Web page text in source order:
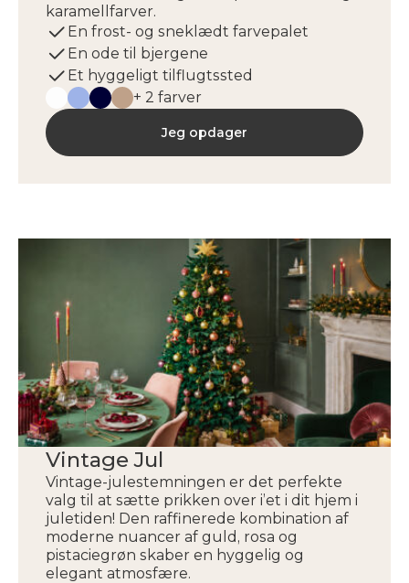
karamellfarver.
En frost- og sneklædt farvepalet
En ode til bjergene
Et hyggeligt tilflugtssted
+ 2 farver
Jeg opdager
Vintage Jul
Vintage-julestemningen er det perfekte
valg til at sætte prikken over i’et i dit hjem i
juletiden! Den raffinerede kombination af
moderne nuancer af guld, rosa og
pistaciegrøn skaber en hyggelig og
elegant atmosfære.